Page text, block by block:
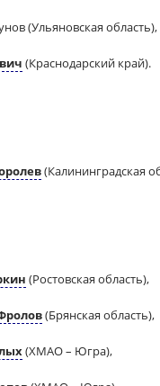
(Ульяновская область),
(Краснодарский край).
(Калининградская
(Ростовская область),
(Брянская область),
(ХМАО – Югра),